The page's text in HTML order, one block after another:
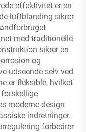
effektivitet er en
luftblanding sikrer
med traditionelle
sikrer en
og
udseende selv ved
er fleksible, hvilket
moderne design
indretninger.
forbedrer